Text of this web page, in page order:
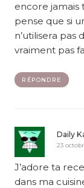
encore jamais
pense que si
n’utilisera pas
vraiment pas
RÉPONDRE
Daily
23
J’adore ta
dans ma